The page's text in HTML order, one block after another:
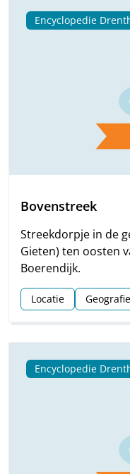
Encyclopedie
Bovenstreek
Streekdorpje in de
Gieten) ten oosten
Boerendijk.
Locatie Geografie
Encyclopedie